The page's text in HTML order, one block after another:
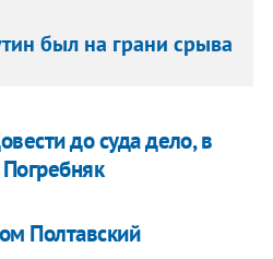
был на грани срыва
до суда дело, в
Полтавский